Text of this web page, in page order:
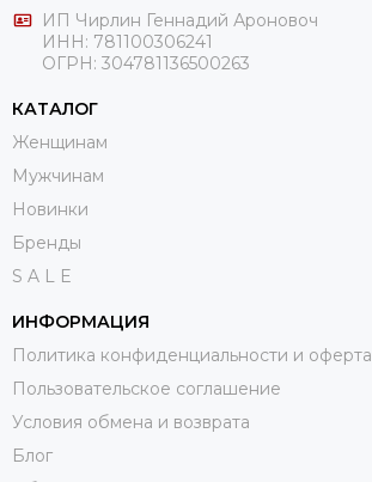
ИП Чирлин Геннадий Ароновоч
ИНН: 781100306241
ОГРН: 304781136500263
КАТАЛОГ
Женщинам
Мужчинам
Новинки
Бренды
S A L E
ИНФОРМАЦИЯ
Политика конфиденциальности и оферта
Пользовательское соглашение
Условия обмена и возврата
Блог